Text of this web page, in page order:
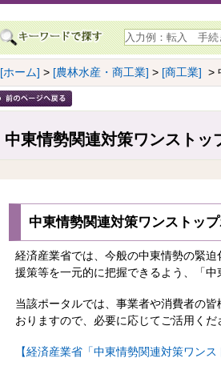
[ホーム] > [農林水産・商工業] > [商工業] >
中東情勢関連対策ワンストッ
中東情勢関連対策ワンストッ
経済産業省では、今般の中東情勢の緊
援策等を一元的に把握できるよう、「
当該ポータルでは、事業者や消費者の
おりますので、必要に応じてご活用くだ
【経済産業省「中東情勢関連対策ワン